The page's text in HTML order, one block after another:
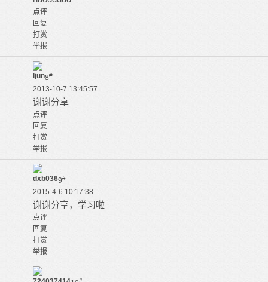
点评
回复
打赏
举报
ljun8#
2013-10-7 13:45:57
谢谢分享
点评
回复
打赏
举报
dxb0369#
2015-4-6 10:17:38
谢谢分享，学习啦
点评
回复
打赏
举报
#